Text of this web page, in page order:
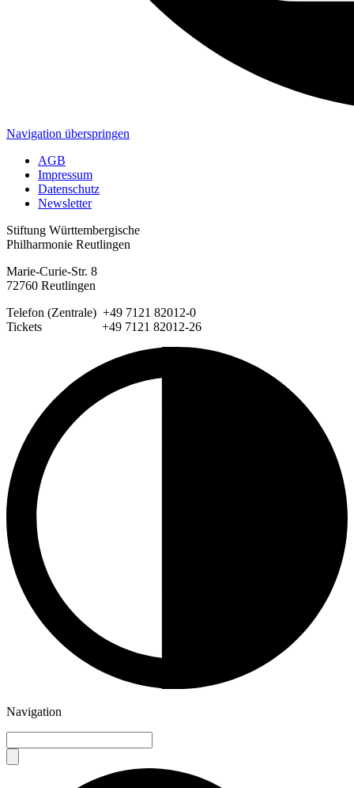
Navigation überspringen
AGB
Impressum
Datenschutz
Newsletter
Stiftung Württembergische
Philharmonie Reutlingen
Marie-Curie-Str. 8
72760 Reutlingen
Telefon (Zentrale) +49 7121 82012-0
Tickets +49 7121 82012-26
Navigation